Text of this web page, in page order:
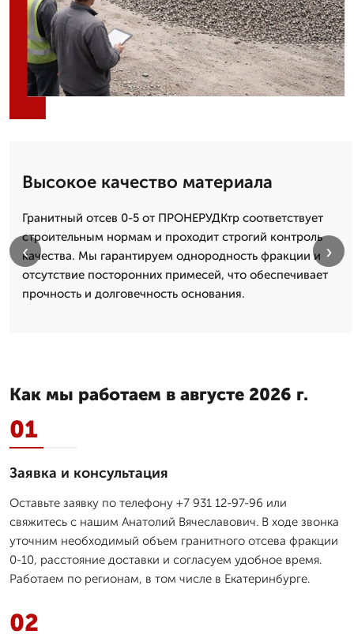
Высокое качество материала
Гранитный отсев 0-5 от ПРОНЕРУДКтр соответствует
строительным нормам и проходит строгий контроль
качества. Мы гарантируем однородность фракции и
отсутствие посторонних примесей, что обеспечивает
прочность и долговечность основания.
‹ ›
Как мы работаем в августе 2026 г.
01
Заявка и консультация
Оставьте заявку по телефону +7 931 12-97-96 или
свяжитесь с нашим Анатолий Вячеславович. В ходе звонка
уточним необходимый объем гранитного отсева фракции
0-10, расстояние доставки и согласуем удобное время.
Работаем по регионам, в том числе в Екатеринбурге.
02